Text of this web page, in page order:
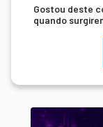
Gostou deste
quando